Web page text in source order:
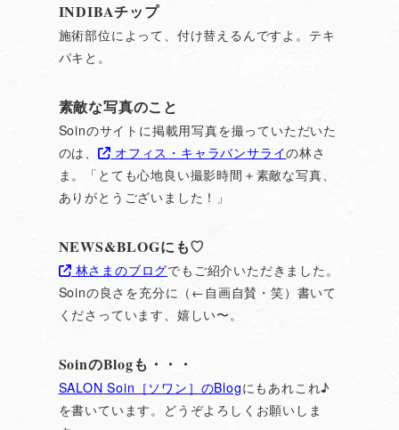
INDIBAチップ
施術部位によって、付け替えるんですよ。テキ
パキと。
素敵な写真のこと
Soinのサイトに掲載用写真を撮っていただいた
のは、
オフィス・キャラバンサライの林さ
ま。「とても心地良い撮影時間＋素敵な写真、
ありがとうございました！」
NEWS&BLOGにも♡
林さまのブログでもご紹介いただきました。
Soinの良さを充分に（←自画自賛・笑）書いて
くださっています、嬉しい〜。
SoinのBlogも・・・
SALON Soin［ソワン］のBlogにもあれこれ♪
を書いています。どうぞよろしくお願いしま